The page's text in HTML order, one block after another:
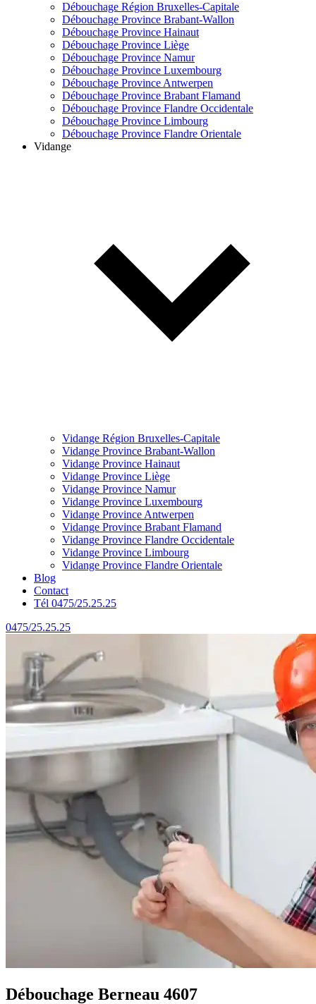
Débouchage Région Bruxelles-Capitale
Débouchage Province Brabant-Wallon
Débouchage Province Hainaut
Débouchage Province Liège
Débouchage Province Namur
Débouchage Province Luxembourg
Débouchage Province Antwerpen
Débouchage Province Brabant Flamand
Débouchage Province Flandre Occidentale
Débouchage Province Limbourg
Débouchage Province Flandre Orientale
Vidange
Vidange Région Bruxelles-Capitale
Vidange Province Brabant-Wallon
Vidange Province Hainaut
Vidange Province Liège
Vidange Province Namur
Vidange Province Luxembourg
Vidange Province Antwerpen
Vidange Province Brabant Flamand
Vidange Province Flandre Occidentale
Vidange Province Limbourg
Vidange Province Flandre Orientale
Blog
Contact
Tél 0475/25.25.25
0475/25.25.25
Débouchage Berneau 4607